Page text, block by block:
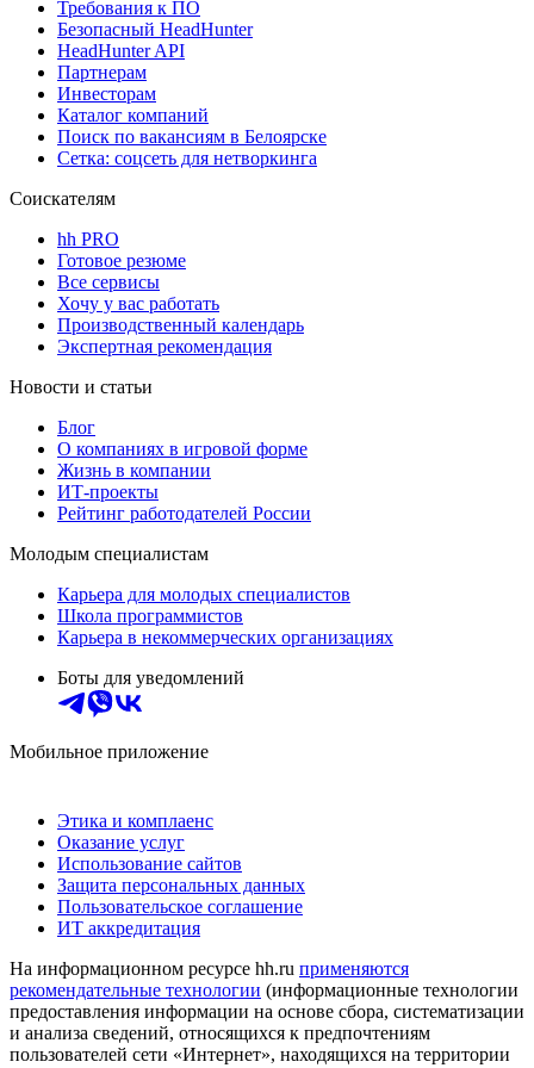
Требования к ПО
Безопасный HeadHunter
HeadHunter API
Партнерам
Инвесторам
Каталог компаний
Поиск по вакансиям в Белоярске
Сетка: соцсеть для нетворкинга
Соискателям
hh PRO
Готовое резюме
Все сервисы
Хочу у вас работать
Производственный календарь
Экспертная рекомендация
Новости и статьи
Блог
О компаниях в игровой форме
Жизнь в компании
ИТ-проекты
Рейтинг работодателей России
Молодым специалистам
Карьера для молодых специалистов
Школа программистов
Карьера в некоммерческих организациях
Боты для уведомлений
Мобильное приложение
Этика и комплаенс
Оказание услуг
Использование сайтов
Защита персональных данных
Пользовательское соглашение
ИТ аккредитация
На информационном ресурсе hh.ru применяются
рекомендательные технологии (информационные технологии
предоставления информации на основе сбора, систематизации
и анализа сведений, относящихся к предпочтениям
пользователей сети «Интернет», находящихся на территории